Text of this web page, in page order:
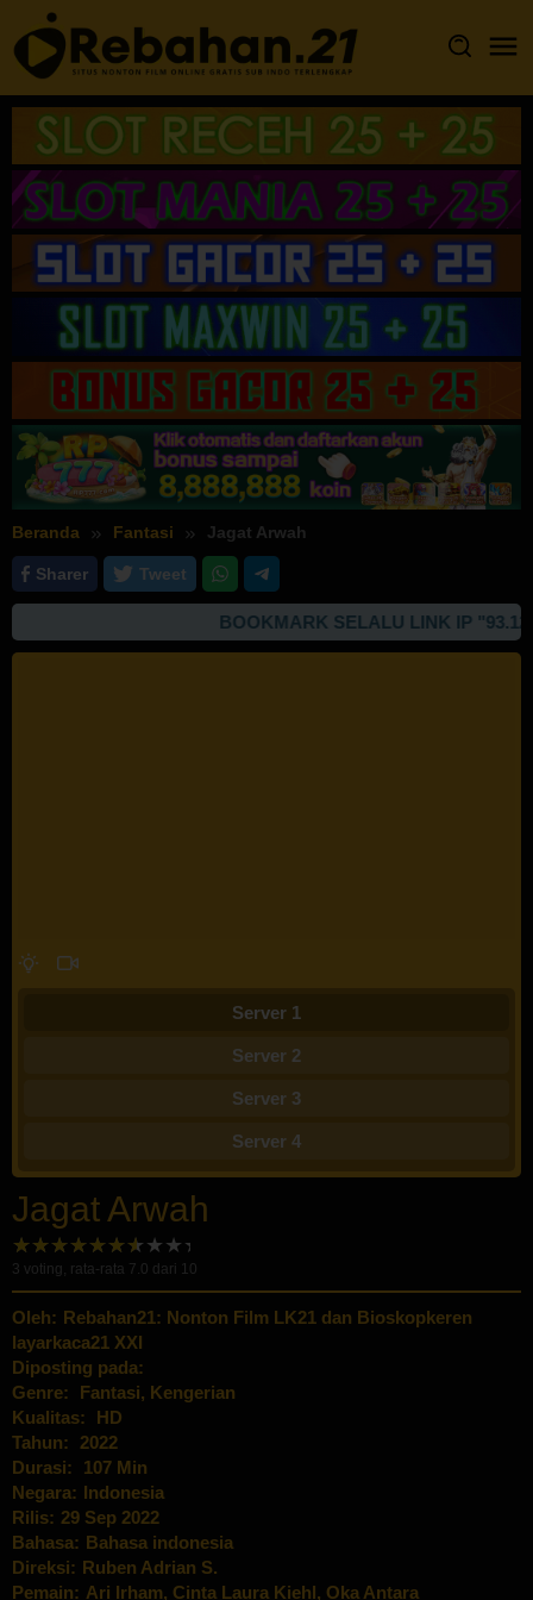
Loncat
ke
konten
Beranda Fantasi Jagat Arwah
Sharer Tweet
BOOKMARK SELALU LINK IP
Server 1
Server 2
Server 3
Server 4
Jagat Arwah
3 voting, rata-rata 7.0 dari 10
Oleh: Rebahan21: Nonton Film LK21 dan Bioskopkeren
layarkaca21 XXI
Diposting pada:
Genre:
Fantasi, Kengerian
Kualitas:
HD
Tahun:
2022
Durasi:
107 Min
Negara: Indonesia
Rilis: 29 Sep 2022
Bahasa: Bahasa indonesia
Direksi: Ruben Adrian S.
Pemain: Ari Irham, Cinta Laura Kiehl, Oka Antara